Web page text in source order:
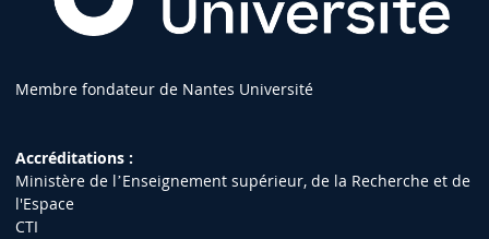
Membre fondateur de Nantes Université
Accréditations :
Ministère de lʼEnseignement supérieur, de la Recherche et de
l'Espace
CTI